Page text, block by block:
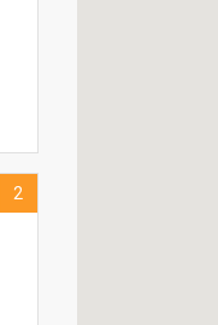
2